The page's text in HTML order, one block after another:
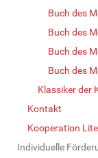
Buch des
Buch des
Buch des
Buch des
Klassiker der
Kontakt
Kooperation
Individuelle